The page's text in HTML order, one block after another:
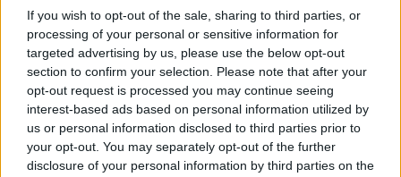
If you wish to opt-out of the sale, sharing to third parties, or
processing of your personal or sensitive information for
targeted advertising by us, please use the below opt-out
section to confirm your selection. Please note that after your
opt-out request is processed you may continue seeing
interest-based ads based on personal information utilized by
us or personal information disclosed to third parties prior to
your opt-out. You may separately opt-out of the further
disclosure of your personal information by third parties on the